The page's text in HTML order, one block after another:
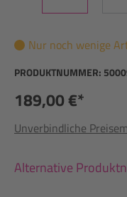
Nur noch wenige
PRODUKTNUMMER:
189,00 €*
Unverbindliche
Alternative